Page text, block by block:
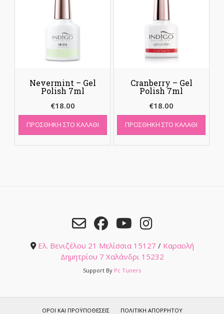
Nevermint – Gel
Polish 7ml
€18.00
ΠΡΟΣΘΉΚΗ ΣΤΟ ΚΑΛΆΘΙ
Cranberry – Gel
Polish 7ml
€18.00
ΠΡΟΣΘΉΚΗ ΣΤΟ ΚΑΛΆΘΙ
Ελ. Βενιζέλου 21 Μελίσσια 15127 / Καραολή
Δημητρίου 7 Χαλάνδρι 15232
Support By Pc Tuners
ΌΡΟΙ ΚΑΙ ΠΡΟΫΠΟΘΈΣΕΙΣ ΠΟΛΙΤΙΚΉ ΑΠΟΡΡΉΤΟΥ